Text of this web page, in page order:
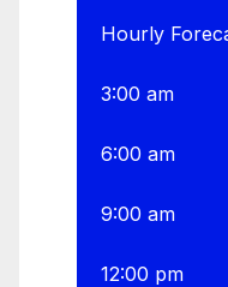
Hourly
3:00 am
6:00 am
9:00 am
12:00 pm